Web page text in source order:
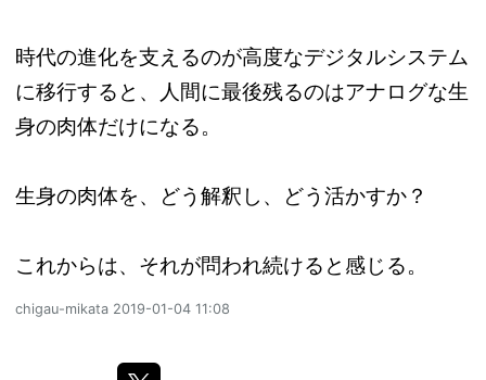
時代の進化を支えるのが高度なデジタルシステム
に移行すると、人間に最後残るのはアナログな生
身の肉体だけになる。
生身の肉体を、どう解釈し、どう活かすか？
これからは、それが問われ続けると感じる。
chigau-mikata 2019-01-04 11:08